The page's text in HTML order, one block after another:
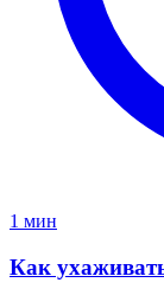
1 мин
Как